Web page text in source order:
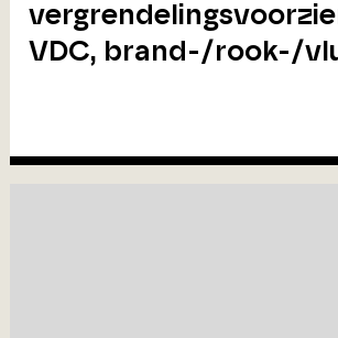
VDC, brand-/rook-/